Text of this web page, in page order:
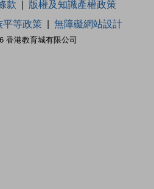
香港教育城有限公司
款
版權及知識產權政策
等政策 無障礙網站設計